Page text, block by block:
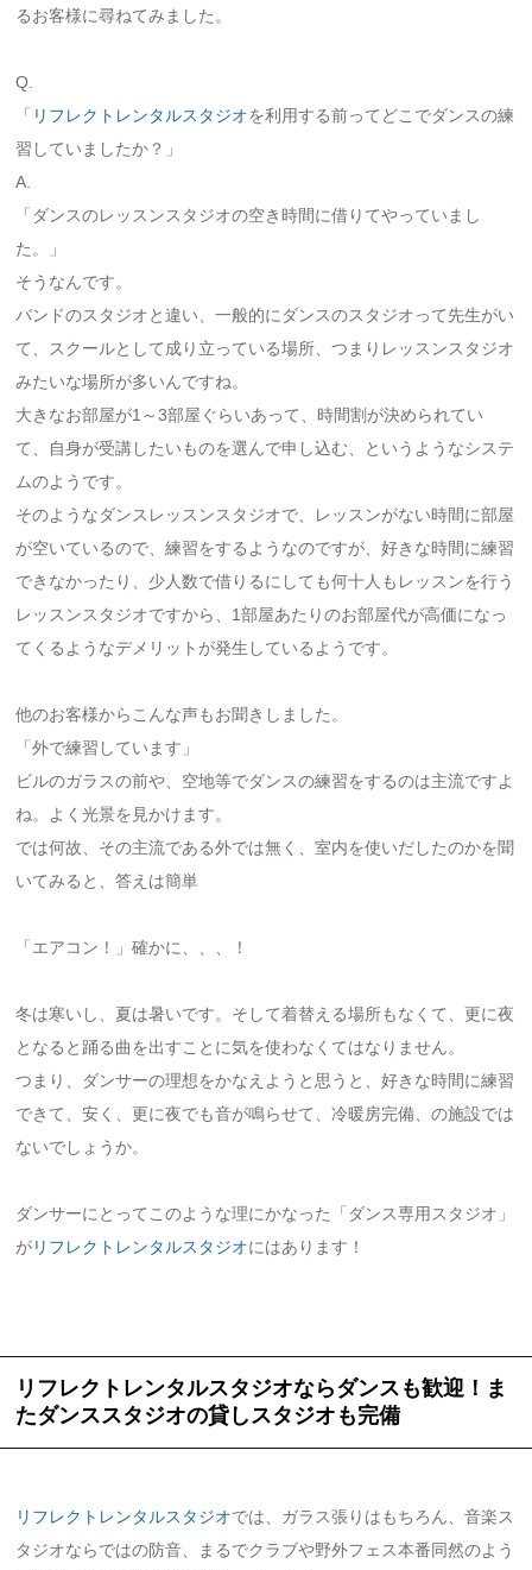
るお客様に尋ねてみました。
Q.
「 リフレクトレンタルスタジオを利用する前ってどこでダンスの練
習していましたか？」
A.
「ダンスのレッスンスタジオの空き時間に借りてやっていまし
た。」
そうなんです。
バンドのスタジオと違い、一般的にダンスのスタジオって先生がい
て、スクールとして成り立っている場所、つまりレッスンスタジオ
みたいな場所が多いんですね。
大きなお部屋が1～3部屋ぐらいあって、時間割が決められてい
て、自身が受講したいものを選んで申し込む、というようなシステ
ムのようです。
そのようなダンスレッスンスタジオで、レッスンがない時間に部屋
が空いているので、練習をするようなのですが、好きな時間に練習
できなかったり、少人数で借りるにしても何十人もレッスンを行う
レッスンスタジオですから、1部屋あたりのお部屋代が高価になっ
てくるようなデメリットが発生しているようです。
他のお客様からこんな声もお聞きしました。
「外で練習しています」
ビルのガラスの前や、空地等でダンスの練習をするのは主流ですよ
ね。よく光景を見かけます。
では何故、その主流である外では無く、室内を使いだしたのかを聞
いてみると、答えは簡単
「エアコン！」確かに、、、！
冬は寒いし、夏は暑いです。そして着替える場所もなくて、更に夜
となると踊る曲を出すことに気を使わなくてはなりません。
つまり、ダンサーの理想をかなえようと思うと、好きな時間に練習
できて、安く、更に夜でも音が鳴らせて、冷暖房完備、の施設では
ないでしょうか。
ダンサーにとってこのような理にかなった「ダンス専用スタジオ」
がリフレクトレンタルスタジオにはあります！
リフレクトレンタルスタジオならダンスも歓迎！ま
たダンススタジオの貸しスタジオも完備
リフレクトレンタルスタジオでは、ガラス張りはもちろん、音楽ス
タジオならではの防音、まるでクラブや野外フェス本番同然のよう